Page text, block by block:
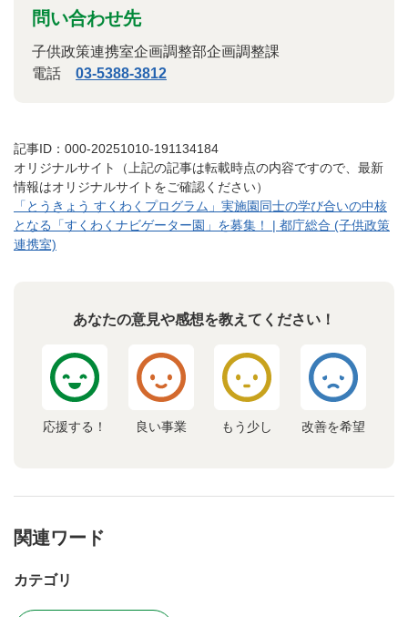
問い合わせ先
子供政策連携室企画調整部企画調整課
電話 03-5388-3812
記事ID：000-20251010-191134184
オリジナルサイト（上記の記事は転載時点の内容ですので、最新
情報はオリジナルサイトをご確認ください）
「とうきょう すくわくプログラム」実施園同士の学び合いの中核
となる「すくわくナビゲーター園」を募集！ | 都庁総合 (子供政策
連携室)
あなたの意見や感想を教えてください！
応援する！ 良い事業 もう少し 改善を希望
関連ワード
カテゴリ